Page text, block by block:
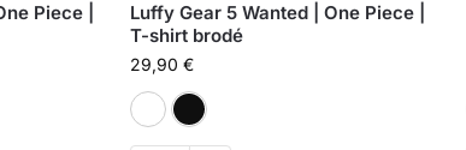
Piece |
Luffy Gear 5 Wanted | One Piece |
T-shirt brodé
29,90€